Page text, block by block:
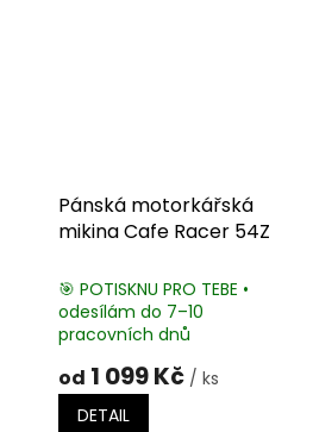
Pánská motorkářská
mikina Cafe Racer 54Z
🎯 POTISKNU PRO TEBE •
odesílám do 7–10
pracovních dnů
od 1 099 Kč / ks
DETAIL